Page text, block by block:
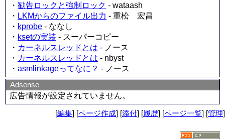
・ 勧告ロックと強制ロック - wataash
・ LKMからのファイル出力 - 重松 宏昌
・ kprobe - ななし
・ ksetの実装 - スーパーコピー
・ カーネルスレッドとは - ノース
・ カーネルスレッドとは - nbyst
・ asmlinkageってなに？ - ノース
Adsense
広告情報が設定されていません。
[編集] [ページ作成] [添付] [履歴] [ページ一覧] [管理]